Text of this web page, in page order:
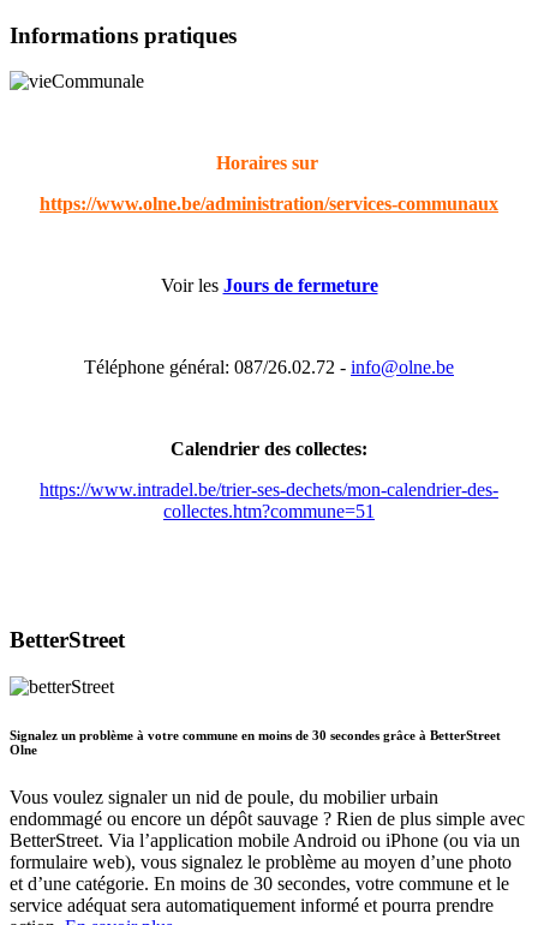
Informations pratiques
Horaires sur
https://www.olne.be/administration/services-communaux
Voir les Jours de fermeture
Téléphone général: 087/26.02.72 - info@olne.be
Calendrier des collectes:
https://www.intradel.be/trier-ses-dechets/mon-calendrier-des-
collectes.htm?commune=51
BetterStreet
Signalez un problème à votre commune en moins de 30 secondes grâce à BetterStreet
Olne
Vous voulez signaler un nid de poule, du mobilier urbain
endommagé ou encore un dépôt sauvage ? Rien de plus simple avec
BetterStreet. Via l’application mobile Android ou iPhone (ou via un
formulaire web), vous signalez le problème au moyen d’une photo
et d’une catégorie. En moins de 30 secondes, votre commune et le
service adéquat sera automatiquement informé et pourra prendre